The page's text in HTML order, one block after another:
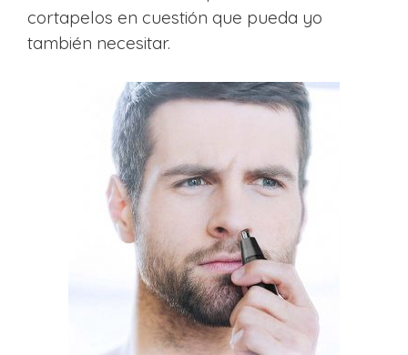
cortapelos en cuestión que pueda yo
también necesitar.